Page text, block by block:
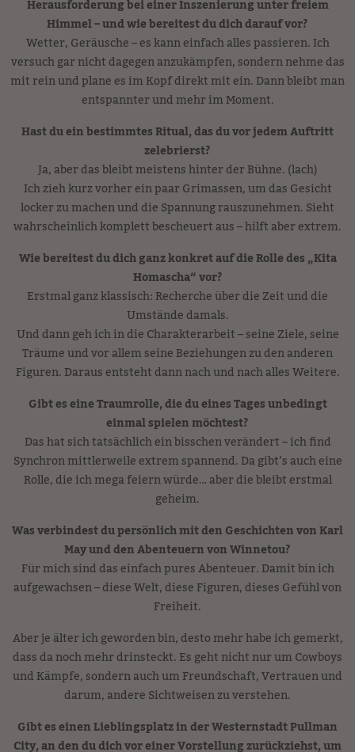
Herausforderung bei einer Inszenierung unter freiem
Himmel – und wie bereitest du dich darauf vor?
Wetter, Geräusche – es kann einfach alles passieren. Ich
versuch gar nicht dagegen anzukämpfen, sondern nehme das
mit rein und plane es im Kopf direkt mit ein. Dann bleibt man
entspannter und mehr im Moment.
Hast du ein bestimmtes Ritual, das du vor jedem Auftritt
zelebrierst?
Ja, aber das bleibt meistens hinter der Bühne. (lach)
Ich zieh kurz vorher ein paar Grimassen, um das Gesicht
locker zu machen und die Spannung rauszunehmen. Sieht
wahrscheinlich komplett bescheuert aus – hilft aber extrem.
Wie bereitest du dich ganz konkret auf die Rolle des „Kita
Homascha“ vor?
Erstmal ganz klassisch: Recherche über die Zeit und die
Umstände damals.
Und dann geh ich in die Charakterarbeit – seine Ziele, seine
Träume und vor allem seine Beziehungen zu den anderen
Figuren. Daraus entsteht dann nach und nach alles Weitere.
Gibt es eine Traumrolle, die du eines Tages unbedingt
einmal spielen möchtest?
Das hat sich tatsächlich ein bisschen verändert – ich find
Synchron mittlerweile extrem spannend. Da gibt’s auch eine
Rolle, die ich mega feiern würde… aber die bleibt erstmal
geheim.
Was verbindest du persönlich mit den Geschichten von Karl
May und den Abenteuern von Winnetou?
Für mich sind das einfach pures Abenteuer. Damit bin ich
aufgewachsen – diese Welt, diese Figuren, dieses Gefühl von
Freiheit.
Aber je älter ich geworden bin, desto mehr habe ich gemerkt,
dass da noch mehr drinsteckt. Es geht nicht nur um Cowboys
und Kämpfe, sondern auch um Freundschaft, Vertrauen und
darum, andere Sichtweisen zu verstehen.
Gibt es einen Lieblingsplatz in der Westernstadt Pullman
City, an den du dich vor einer Vorstellung zurückziehst, um